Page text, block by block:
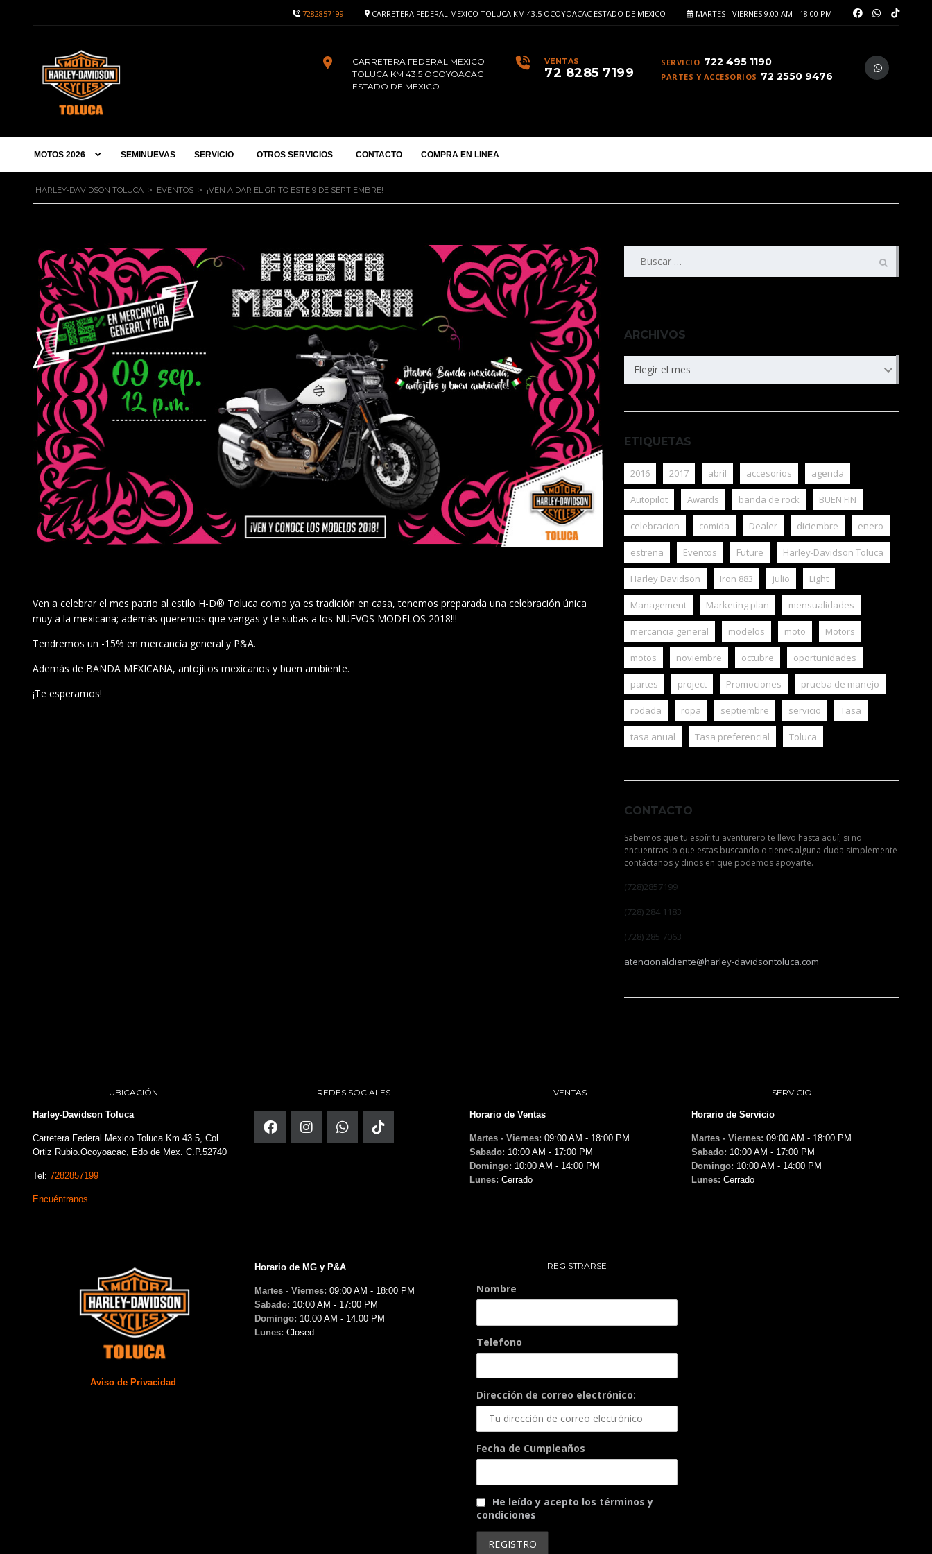
MARTES - VIERNES 9.00 AM - 18.00 PM
CARRETERA FEDERAL MEXICO TOLUCA KM 43.5 OCOYOACAC ESTADO DE MEXICO
7282857199
SERVICIO 722 495 1190
PARTES Y ACCESORIOS 72 2550 9476
VENTAS
72 8285 7199
CARRETERA FEDERAL MEXICO
TOLUCA KM 43.5 OCOYOACAC
ESTADO DE MEXICO
MOTOS 2026 SEMINUEVAS SERVICIO OTROS SERVICIOS CONTACTO COMPRA EN LINEA
HARLEY-DAVIDSON TOLUCA > EVENTOS > ¡VEN A DAR EL GRITO ESTE 9 DE SEPTIEMBRE!
Ven a celebrar el mes patrio al estilo H-D® Toluca como ya es tradición en casa, tenemos preparada una celebración única
muy a la mexicana; además queremos que vengas y te subas a los NUEVOS MODELOS 2018!!!
Tendremos un -15% en mercancía general y P&A.
Además de BANDA MEXICANA, antojitos mexicanos y buen ambiente.
¡Te esperamos!
ARCHIVOS
Elegir el mes
ETIQUETAS
2016 2017 abril accesorios agenda
Autopilot Awards banda de rock BUEN FIN
celebracion comida Dealer diciembre enero
estrena Eventos Future Harley-Davidson Toluca
Harley Davidson Iron 883 julio Light
Management Marketing plan mensualidades
mercancia general modelos moto Motors
motos noviembre octubre oportunidades
partes project Promociones prueba de manejo
rodada ropa septiembre servicio Tasa
tasa anual Tasa preferencial Toluca
CONTACTO
Sabemos que tu espíritu aventurero te llevo hasta aquí; si no
encuentras lo que estas buscando o tienes alguna duda simplemente
contáctanos y dinos en que podemos apoyarte.
(728)2857199
(728) 284 1183
(728) 285 7063
atencionalcliente@harley-davidsontoluca.com
UBICACIÓN
Harley-Davidson Toluca
Carretera Federal Mexico Toluca Km 43.5, Col.
Ortiz Rubio.Ocoyoacac, Edo de Mex. C.P.52740
Tel: 7282857199
Encuéntranos
REDES SOCIALES VENTAS
Horario de Ventas
Martes - Viernes: 09:00 AM - 18:00 PM
Sabado: 10:00 AM - 17:00 PM
Domingo: 10:00 AM - 14:00 PM
Lunes: Cerrado
SERVICIO
Horario de Servicio
Martes - Viernes: 09:00 AM - 18:00 PM
Sabado: 10:00 AM - 17:00 PM
Domingo: 10:00 AM - 14:00 PM
Lunes: Cerrado
Aviso de Privacidad
Horario de MG y P&A
Martes - Viernes: 09:00 AM - 18:00 PM
Sabado: 10:00 AM - 17:00 PM
Domingo: 10:00 AM - 14:00 PM
Lunes: Closed
REGISTRARSE
Nombre
Telefono
Dirección de correo electrónico:
Fecha de Cumpleaños
He leído y acepto los términos y
condiciones